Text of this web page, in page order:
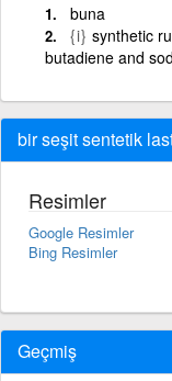
buna
{i} synthetic
butadiene and
bir seşit sentetik
Resimler
Google Resimler
Bing Resimler
Geçmiş